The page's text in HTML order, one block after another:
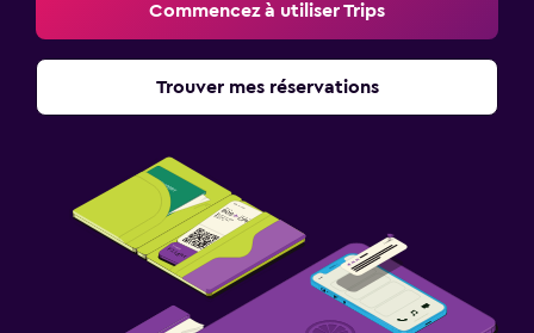
Commencez à utiliser Trips
Trouver mes réservations